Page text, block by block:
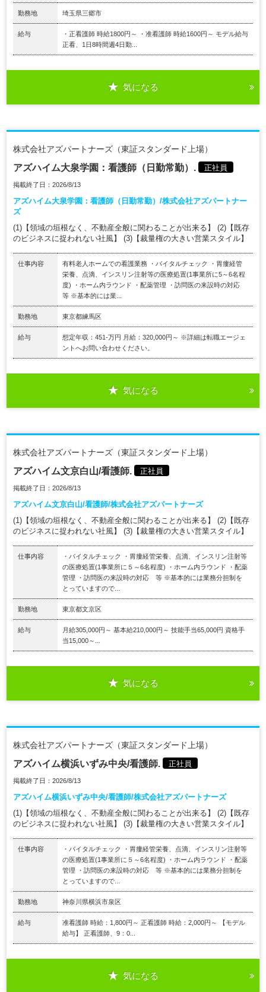
勤務地 埼玉県三郷市
給与
・正看護師 時給1800円～ ・准看護師 時給1600円～ モデル給与
正看、1日8時間週4日勤...
気になる
株式会社アズパートナーズ（東証スタンダード上場）
アズハイム大泉学園：看護師（日勤常勤）. 正社員
掲載終了日：2026/8/13
アズハイム大泉学園：看護師（日勤常勤）/株式会社アズパートナー
ズ
(1)【領域の垣根なく、不動産全般に関わることが出来る】 (2)【既存
のビジネスに捉われない社風】 (3)【裁量権の大きい営業スタイル】
仕事内容
有料老人ホームでの看護業務 ・バイタルチェック ・胃瘻経管
栄養、点滴、インスリン注射等の医療処置(1事業所に5～6名程
度) ・ホーム内ラウンド ・配薬管理 ・訪問医の来設時の対応
等 ※基本的には業...
勤務地 東京都練馬区
給与
想定年収：451-万円 月給：320,000円～ ※詳細は転職エージェ
ントへお問い合わせください。
気になる
株式会社アズパートナーズ（東証スタンダード上場）
アズハイム文京白山/看護師. 正社員
掲載終了日：2026/8/13
アズハイム文京白山/看護師/株式会社アズパートナーズ
(1)【領域の垣根なく、不動産全般に関わることが出来る】 (2)【既存
のビジネスに捉われない社風】 (3)【裁量権の大きい営業スタイル】
仕事内容
・バイタルチェック ・胃瘻経管栄養、点滴、インスリン注射等
の医療処置(1事業所に５～6名程度) ・ホーム内ラウンド ・配薬
管理 ・訪問医の来設時の対応 等 ※基本的には業務分担制を
とっていますので...
勤務地 東京都文京区
給与
月給305,000円～ 基本給210,000円～ 技能手当65,000円 資格手
当15,000～...
気になる
株式会社アズパートナーズ（東証スタンダード上場）
アズハイム横浜いずみ中央/看護師. 正社員
掲載終了日：2026/8/13
アズハイム横浜いずみ中央/看護師/株式会社アズパートナーズ
(1)【領域の垣根なく、不動産全般に関わることが出来る】 (2)【既存
のビジネスに捉われない社風】 (3)【裁量権の大きい営業スタイル】
仕事内容
・バイタルチェック ・胃瘻経管栄養、点滴、インスリン注射等
の医療処置(1事業所に５～6名程度) ・ホーム内ラウンド ・配薬
管理 ・訪問医の来設時の対応 等 ※基本的には業務分担制を
とっていますので...
勤務地 神奈川県横浜市泉区
給与
准看護師 時給：1,800円～ 正看護師 時給：2,000円～ 【モデル
給与】 正看護師、9：0...
気になる